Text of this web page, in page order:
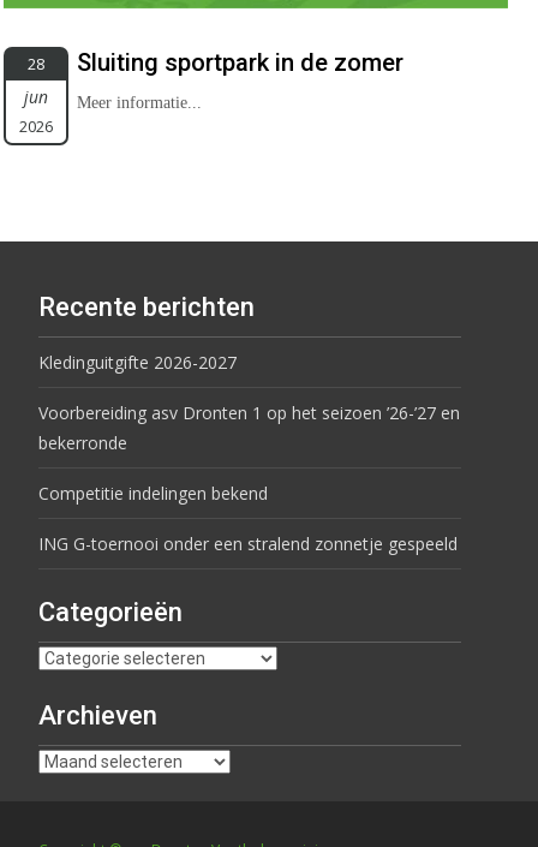
28
jun
2026
Sluiting sportpark in de zomer
Meer informatie...
Recente berichten
Kledinguitgifte 2026-2027
Voorbereiding asv Dronten 1 op het seizoen ’26-’27 en
bekerronde
Competitie indelingen bekend
ING G-toernooi onder een stralend zonnetje gespeeld
Categorieën
Archieven